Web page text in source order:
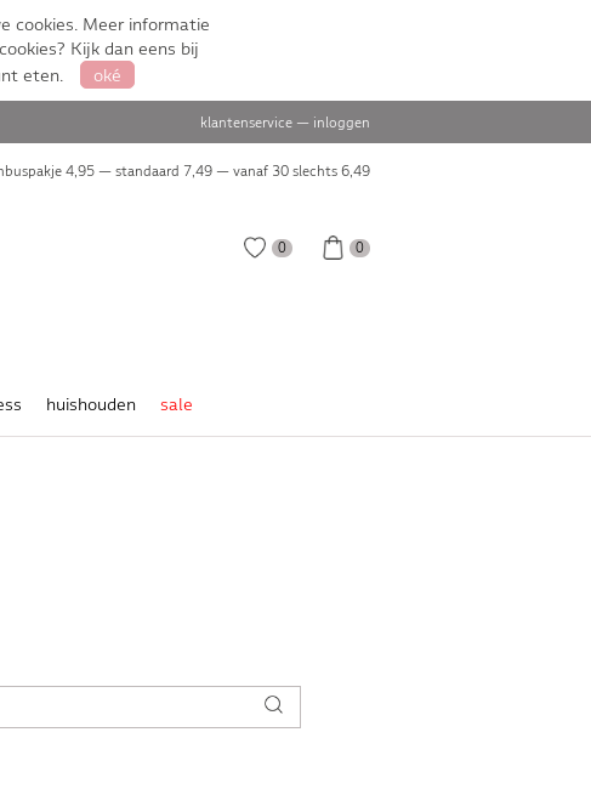
cookies. Meer informatie
Kijk dan eens bij
eten. oké
klantenservice — inloggen
4,95 — standaard 7,49 — vanaf 30 slechts 6,49
0 0
huishouden sale